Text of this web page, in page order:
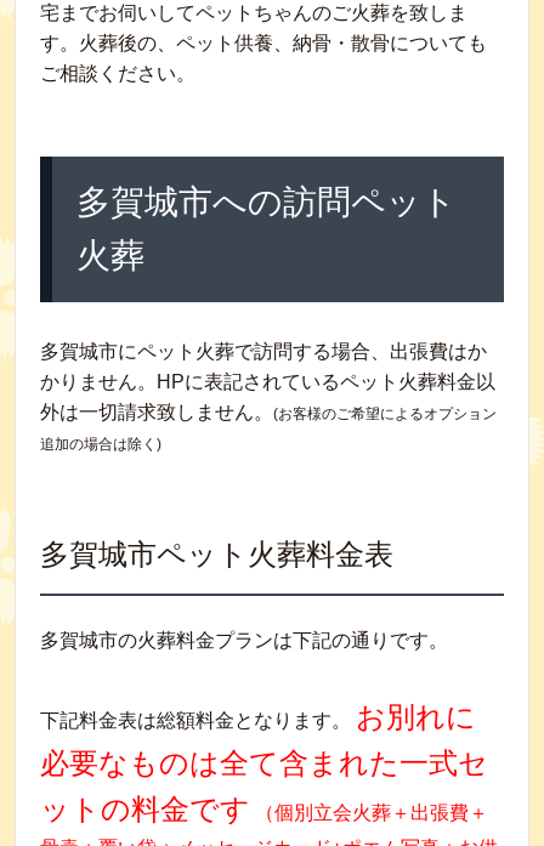
宅までお伺いしてペットちゃんのご火葬を致しま
す。火葬後の、ペット供養、納骨・散骨についても
ご相談ください。
多賀城市への訪問ペット
火葬
多賀城市にペット火葬で訪問する場合、出張費はか
かりません。HPに表記されているペット火葬料金以
外は一切請求致しません。
(お客様のご希望によるオプション
追加の場合は除く)
多賀城市ペット火葬料金表
多賀城市の火葬料金プランは下記の通りです。
下記料金表は総額料金となります。
お別れに
必要なものは全て含まれた一式セ
ットの料金です
（個別立会火葬＋出張費＋